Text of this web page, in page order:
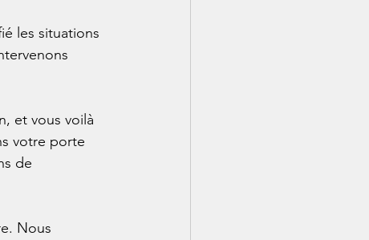
les situations
et vous voilà
votre porte
de
Nous